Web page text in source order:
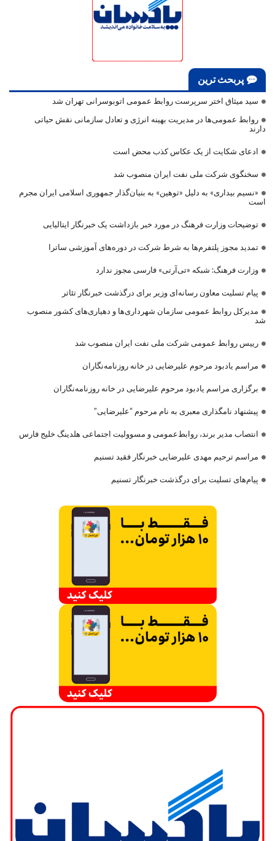
پربحث ترین
سید میثاق اختر سرپرست روابط عمومی اتوبوسرانی تهران شد
روابط عمومی‌ها در مدیریت بهینه انرژی و تعادل سازمانی نقش حیاتی
دارند
ادعای شکایت از یک عکاس کذب محض است
سخنگوی شرکت ملی نفت ایران منصوب شد
«نسیم بیداری» به دلیل «توهین» به بنیان‌گذار جمهوری اسلامی ایران مجرم
است
توضیحات وزارت فرهنگ در مورد خبر بازداشت یک خبرنگار ایتالیایی
تمدید مجوز پلتفرم‌ها به شرط شرکت در دوره‌های آموزشی ساترا
وزارت فرهنگ: شبکه «تی‌آرتی» فارسی مجوز ندارد
پیام تسلیت معاون رسانه‌ای وزیر برای درگذشت خبرنگار تئاتر
مدیرکل روابط عمومی سازمان شهرداری‌ها و دهیاری‌های کشور منصوب
شد
رییس روابط عمومی شرکت ملی نفت ایران منصوب شد
مراسم یادبود مرحوم علیرضایی در خانه روزنامه‌نگاران
برگزاری مراسم یادبود مرحوم علیرضایی در خانه روزنامه‌نگاران
پیشنهاد نامگذاری معبری به نام مرحوم “علیرضایی”
انتصاب مدیر برند، روابط‌عمومی و مسوولیت اجتماعی هلدینگ خلیج فارس
مراسم ترحیم مهدی علیرضایی خبرنگار فقید تسنیم
پیام‌های تسلیت برای درگذشت خبرنگار تسنیم